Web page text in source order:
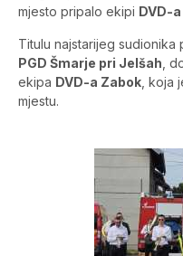
mjesto pripalo ekipi DVD-
Titulu najstarijeg sudionika
PGD Šmarje pri Jelšah ,
ekipa DVD-a Zabok , koja
mjestu.